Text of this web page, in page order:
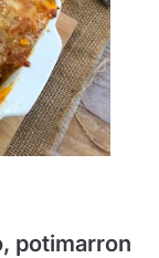
potimarron